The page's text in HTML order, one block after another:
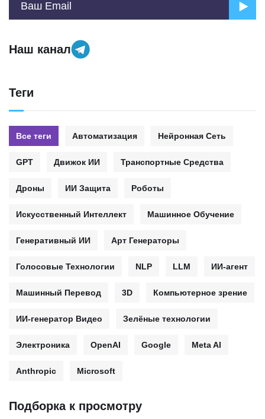
Наш канал
Теги
Все теги Автоматизация Нейронная Сеть
GPT Движок ИИ Транспортные Средства
Дроны ИИ Защита Роботы
Искусственный Интеллект Машинное Обучение
Генеративный ИИ Арт Генераторы
Голосовые Технологии NLP LLM ИИ-агент
Машинный Перевод 3D Компьютерное зрение
ИИ-генератор Видео Зелёные технологии
Электроника OpenAI Google Meta AI
Anthropic Microsoft
Подборка к просмотру